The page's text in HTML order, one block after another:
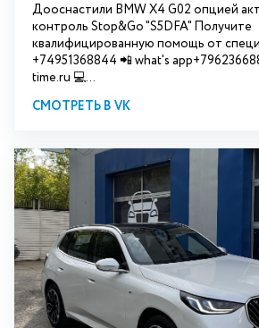
Дооснастили BMW X4 G02 опцией
контроль Stop&Go "S5DFA" Получите
квалифицированную помощь от
+74951368844 📲 what's
time.ru 💻...
СМОТРЕТЬ В VK